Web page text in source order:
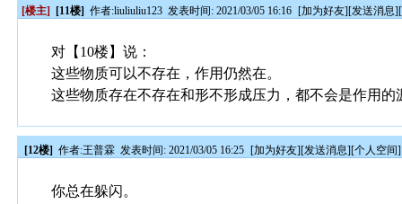
[楼主] [11楼] 作者:liuliuliu123 发表时间: 2021/03/05 16:16 [加为好友][发送消息][
对【10楼】说：
这些物质可以不存在，作用仍然在。
这些物质存在不存在和形不形成压力，都不会是作用
[12楼] 作者:王普霖 发表时间: 2021/03/05 16:25 [加为好友][发送消息][个人空间]
你总在躲闪。